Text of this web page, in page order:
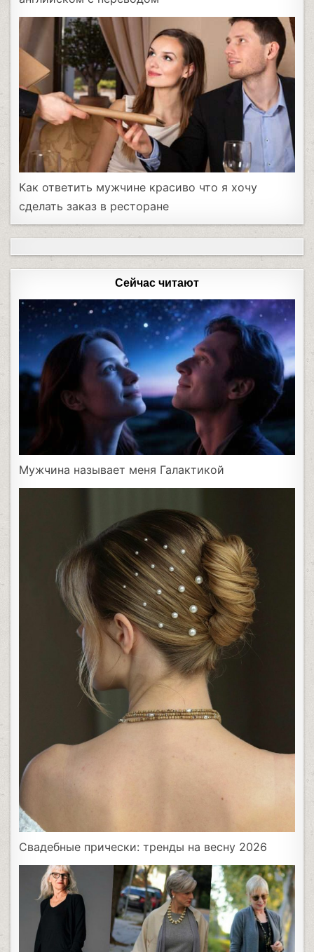
Как ответить мужчине красиво что я хочу
сделать заказ в ресторане
Сейчас читают
Мужчина называет меня Галактикой
Свадебные прически: тренды на весну 2026